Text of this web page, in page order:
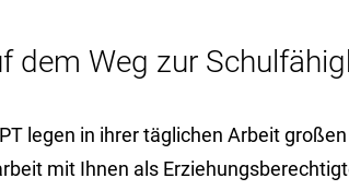
dem Weg zur
legen in ihrer täglichen Arbeit
mit Ihnen als